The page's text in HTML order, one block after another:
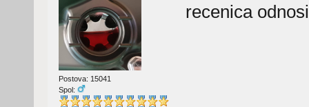
Postova: 15041
Spol:
recenica